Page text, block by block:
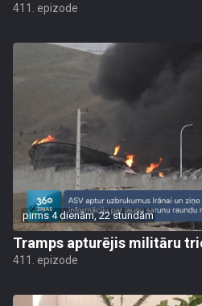
411. epizode
pirms 4 dienām, 22 stundām
Tramps apturējis militāru
411. epizode